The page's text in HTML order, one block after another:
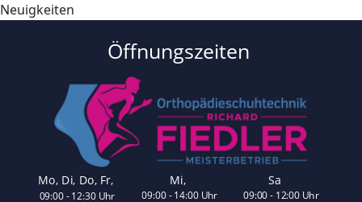
Neuigkeiten